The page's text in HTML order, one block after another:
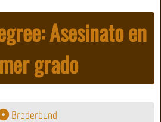
Asesinato en
grado
Broderbund